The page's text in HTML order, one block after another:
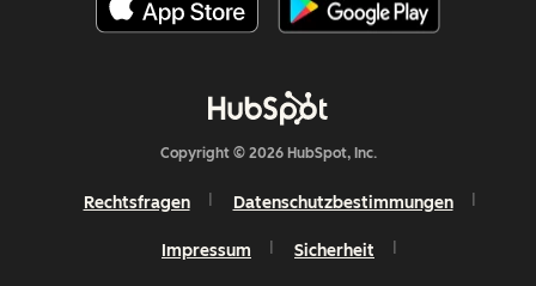
Copyright © 2026 HubSpot, Inc.
Rechtsfragen Datenschutzbestimmungen
Impressum Sicherheit